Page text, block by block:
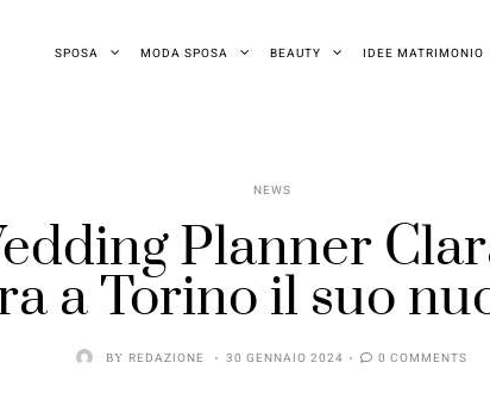
SPOSA MODA SPOSA BEAUTY IDEE MATRIMONIO
NEWS
Planner
a Torino il suo
BY REDAZIONE 30 GENNAIO 2024 0 COMMENTS